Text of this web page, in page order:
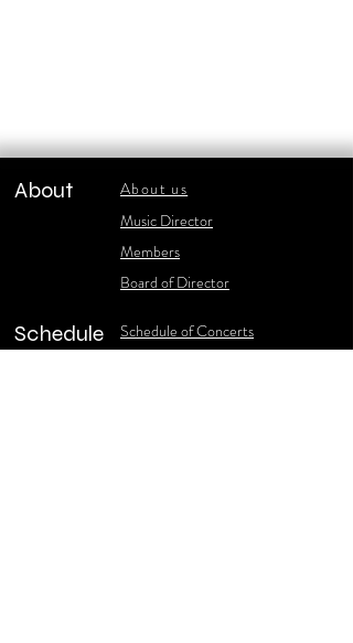
About
About us
​Music Director
​Members
Board of Director
Schedule
Schedule of Concerts